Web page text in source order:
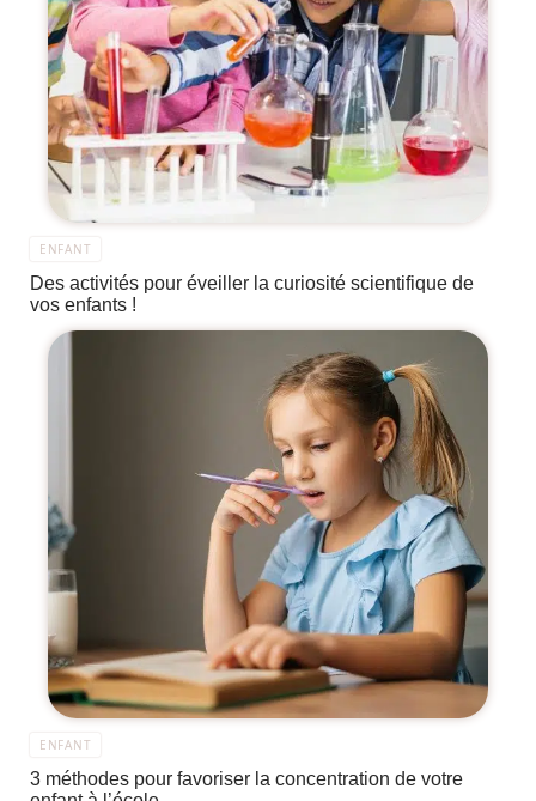
ENFANT
Des activités pour éveiller la curiosité scientifique de
vos enfants !
ENFANT
3 méthodes pour favoriser la concentration de votre